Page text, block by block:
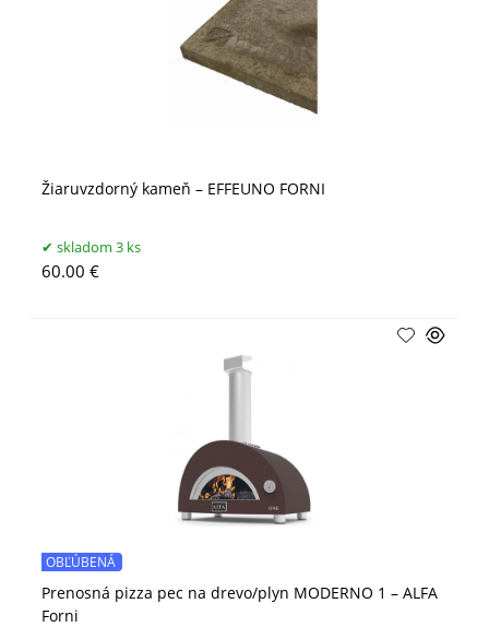
Žiaruvzdorný kameň – EFFEUNO FORNI
skladom 3 ks
60.00 €
Prenosná pizza pec na drevo/plyn MODERNO 1 – ALFA
Forni
OBĽÚBENÁ